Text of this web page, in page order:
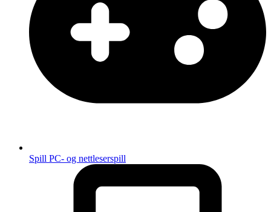
Spill PC- og nettleserspill